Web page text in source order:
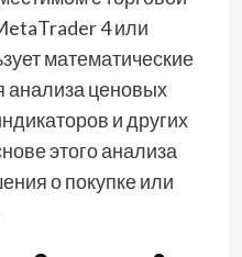
4 или
математические
анализа ценовых
и других
этого анализа
о покупке или